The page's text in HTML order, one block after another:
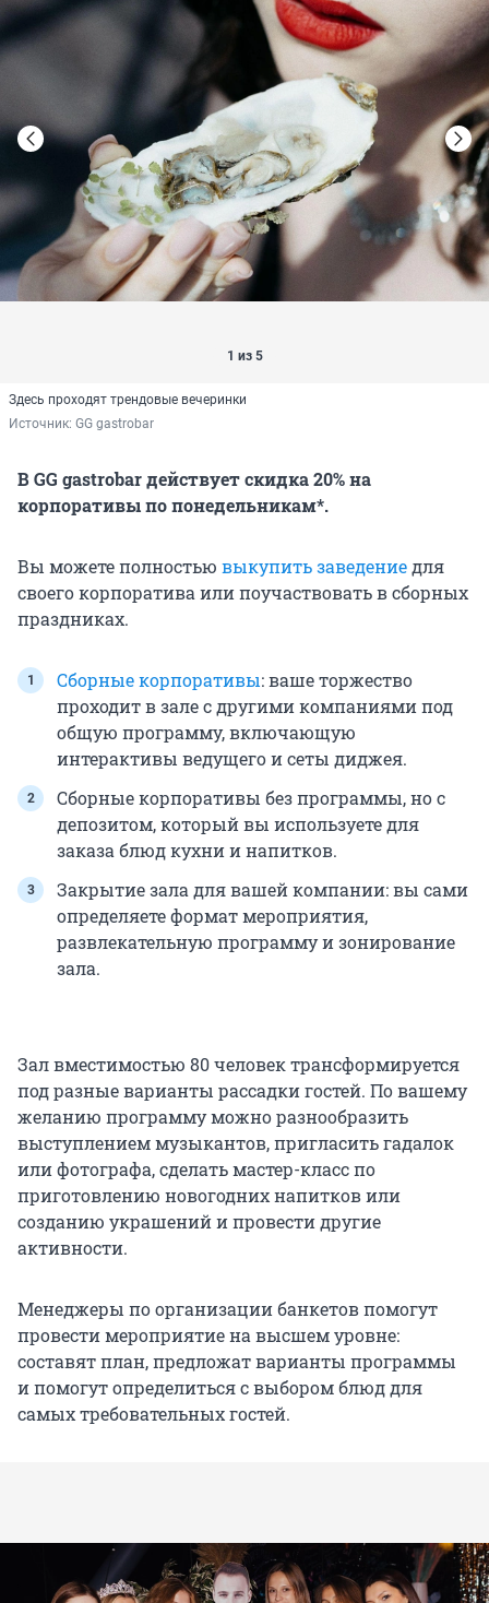
1 из 5
Здесь проходят трендовые вечеринки
Источник: GG gastrobar
В GG gastrobar действует скидка 20% на
корпоративы по понедельникам*.
Вы можете полностью выкупить заведениедля
своего корпоратива или поучаствовать в сборных
праздниках.
Сборные корпоративы: ваше торжество
проходит в зале с другими компаниями под
общую программу, включающую
интерактивы ведущего и сеты диджея.
Сборные корпоративы без программы, но с
депозитом, который вы используете для
заказа блюд кухни и напитков.
Закрытие зала для вашей компании: вы сами
определяете формат мероприятия,
развлекательную программу и зонирование
зала.
Зал вместимостью 80 человек трансформируется
под разные варианты рассадки гостей. По вашему
желанию программу можно разнообразить
выступлением музыкантов, пригласить гадалок
или фотографа, сделать мастер-класс по
приготовлению новогодних напитков или
созданию украшений и провести другие
активности.
Менеджеры по организации банкетов помогут
провести мероприятие на высшем уровне:
составят план, предложат варианты программы
и помогут определиться с выбором блюд для
самых требовательных гостей.